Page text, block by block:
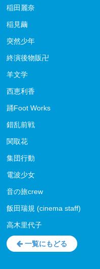
稲田麗奈
稲見繭
突然少年
終演後物販卍
羊文学
西恵利香
踊Foot Works
錯乱前戦
関取花
集団行動
電波少女
音の旅crew
飯田瑞規 (cinema staff)
高木里代子
一覧にもどる